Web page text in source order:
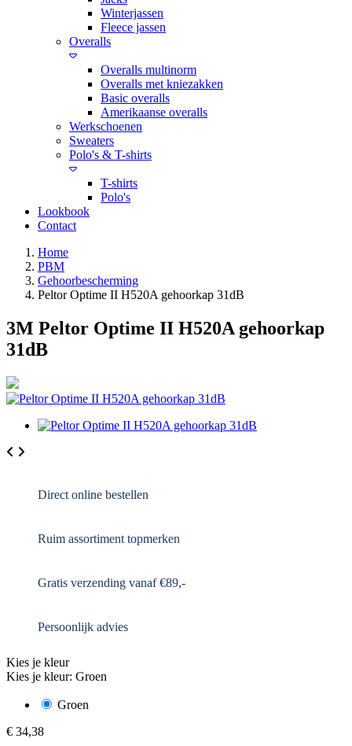
Winterjassen
Fleece jassen
Overalls
Overalls multinorm
Overalls met kniezakken
Basic overalls
Amerikaanse overalls
Werkschoenen
Sweaters
Polo's & T-shirts
T-shirts
Polo's
Lookbook
Contact
Home
PBM
Gehoorbescherming
Peltor Optime II H520A gehoorkap 31dB
3M Peltor Optime II H520A gehoorkap
31dB
Direct online bestellen
Ruim assortiment topmerken
Gratis verzending vanaf €89,-
Persoonlijk advies
Kies je kleur
Kies je kleur: Groen
Groen
€ 34,38